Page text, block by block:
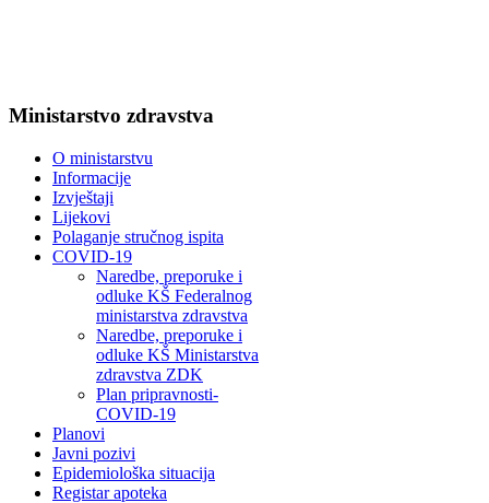
Ministarstvo zdravstva
O ministarstvu
Informacije
Izvještaji
Lijekovi
Polaganje stručnog ispita
COVID-19
Naredbe, preporuke i
odluke KŠ Federalnog
ministarstva zdravstva
Naredbe, preporuke i
odluke KŠ Ministarstva
zdravstva ZDK
Plan pripravnosti-
COVID-19
Planovi
Javni pozivi
Epidemiološka situacija
Registar apoteka